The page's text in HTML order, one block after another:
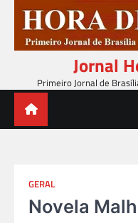
content
Jornal
Primeiro Jornal de
GERAL
Novela